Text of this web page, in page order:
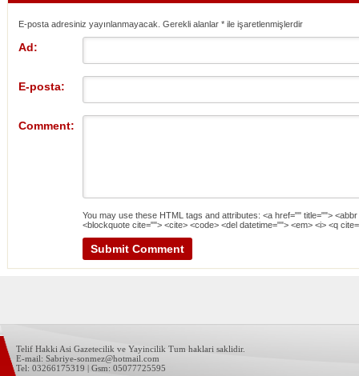
E-posta adresiniz yayınlanmayacak. Gerekli alanlar * ile işaretlenmişlerdir
Ad:
E-posta:
Comment:
You may use these HTML tags and attributes: <a href="" title="">
<blockquote cite=""> <cite> <code> <del datetime=""> <em> <i> <q
Telif Hakki Asi Gazetecilik ve Yayincilik Tum haklari saklidir.
E-mail: Sabriye-sonmez@hotmail.com
Tel: 03266175319 | Gsm: 05077725595